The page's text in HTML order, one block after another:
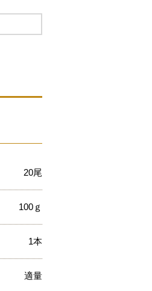
20尾
100ｇ
1本
適量